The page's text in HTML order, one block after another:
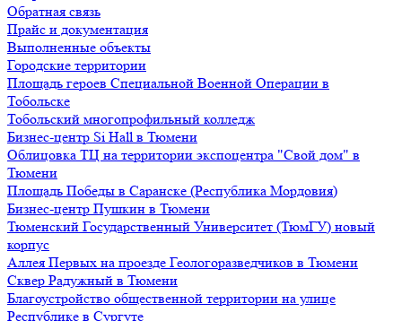
Обратная связь
Прайс и документация
Выполненные объекты
Городские территории
Площадь героев Специальной Военной Операции в
Тобольске
Тобольский многопрофильный колледж
Бизнес-центр Si Hall в Тюмени
Облицовка ТЦ на территории экспоцентра "Свой дом" в
Тюмени
Площадь Победы в Саранске (Республика Мордовия)
Бизнес-центр Пушкин в Тюмени
Тюменский Государственный Университет (ТюмГУ) новый
корпус
Аллея Первых на проезде Геологоразведчиков в Тюмени
Сквер Радужный в Тюмени
Благоустройство общественной территории на улице
Республике в Сургуте